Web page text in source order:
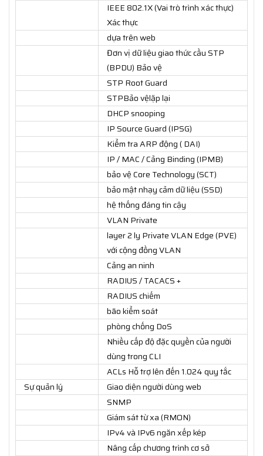
IEEE 802.1X (Vai trò trình xác thực)
Xác thực
dựa trên web
Đơn vị dữ liệu giao thức cầu STP
(BPDU) Bảo vệ
STP Root Guard
STPBảo vệlặp lại
DHCP snooping
IP Source Guard (IPSG)
Kiểm tra ARP động ( DAI)
IP / MAC / Cảng Binding (IPMB)
bảo vệ Core Technology (SCT)
bảo mật nhạy cảm dữ liệu (SSD)
hệ thống đáng tin cậy
VLAN Private
layer 2 ly Private VLAN Edge (PVE)
với cộng đồng VLAN
Cảng an ninh
RADIUS / TACACS +
RADIUS chiếm
bão kiểm soát
phòng chống DoS
Nhiều cấp độ đặc quyền của người
dùng trong CLI
ACLs Hỗ trợ lên đến 1.024 quy tắc
Sự quản lý
Giao diện người dùng web
SNMP
Giám sát từ xa (RMON)
IPv4 và IPv6 ngăn xếp kép
Nâng cấp chương trình cơ sở